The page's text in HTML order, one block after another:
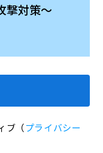
撃対策～
ブ（プライバシー